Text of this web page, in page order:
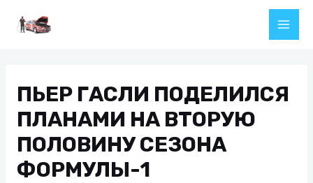
Main
ПЬЕР ГАСЛИ ПОДЕЛИЛСЯ
ПЛАНАМИ НА ВТОРУЮ
ПОЛОВИНУ СЕЗОНА
ФОРМУЛЫ-1